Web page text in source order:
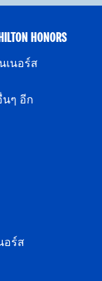
HONORS
เนอร์ส
ๆ อีก
อร์ส